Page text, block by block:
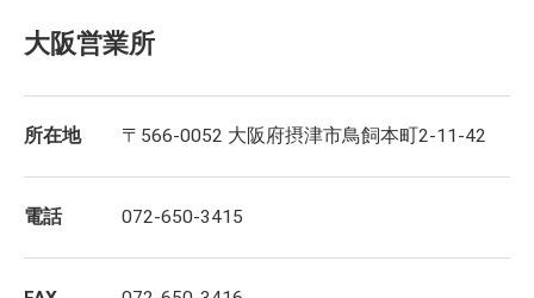
大阪営業所
所在地 〒566-0052 大阪府摂津市鳥飼本町2-11-42
電話 072-650-3415